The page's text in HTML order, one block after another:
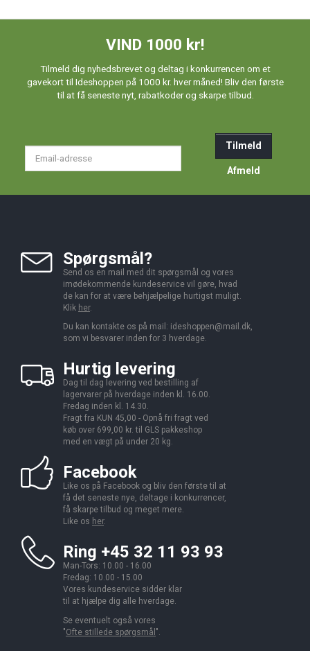
VIND 1000 kr!
Tilmeld dig nyhedsbrevet og deltag i konkurrencen om et
gavekort til Ideshoppen på 1000 kr. hver måned! Bliv den første
til at få seneste nyt, rabatkoder og skarpe tilbud.
Tilmeld
Afmeld
Spørgsmål?
Send os en mail med dit spørgsmål og vores
imødekommende kundeservice vil gøre, hvad
de kan for at være behjælpelige hurtigst muligt.
Klik her.
Du kan kontakte os på mail: ideshoppen@mail.dk,
som vi besvarer inden for 3 hverdage.
Hurtig levering
Dag til dag levering ved bestilling af
lagervarer på hverdage inden kl. 16.00.
Fredag inden kl. 14.30.
Fragt fra KUN 45,00 - Opnå fri fragt ved
køb over 699,00 kr. til GLS pakkeshop
med en vægt på under 20 kg.
Facebook
Like os på Facebook og bliv den første til at
få det seneste nye, deltage i konkurrencer,
få skarpe tilbud og meget mere.
Like os her.
Ring +45 32 11 93 93
Man-Tors: 10.00 - 16.00
Fredag: 10.00 - 15.00
Vores kundeservice sidder klar
til at hjælpe dig alle hverdage.
Se eventuelt også vores
"Ofte stillede spørgsmål ".